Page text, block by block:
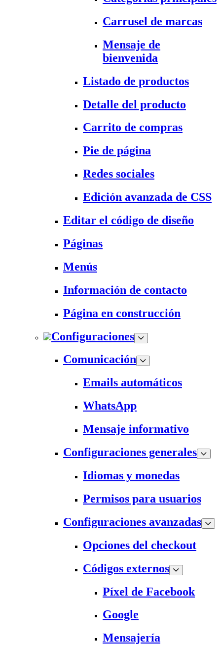
Carrusel de marcas
Mensaje de
bienvenida
Listado de productos
Detalle del producto
Carrito de compras
Pie de página
Redes sociales
Edición avanzada de CSS
Editar el código de diseño
Páginas
Menús
Información de contacto
Página en construcción
Configuraciones
Comunicación
Emails automáticos
WhatsApp
Mensaje informativo
Configuraciones generales
Idiomas y monedas
Permisos para usuarios
Configuraciones avanzadas
Opciones del checkout
Códigos externos
Píxel de Facebook
Google
Mensajería